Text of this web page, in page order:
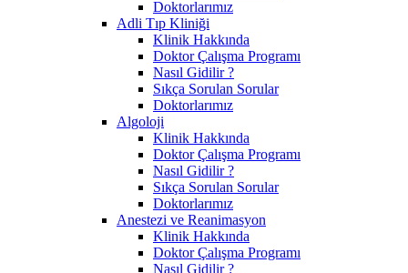
Doktorlarımız
Adli Tıp Kliniği
Klinik Hakkında
Doktor Çalışma Programı
Nasıl Gidilir ?
Sıkça Sorulan Sorular
Doktorlarımız
Algoloji
Klinik Hakkında
Doktor Çalışma Programı
Nasıl Gidilir ?
Sıkça Sorulan Sorular
Doktorlarımız
Anestezi ve Reanimasyon
Klinik Hakkında
Doktor Çalışma Programı
Nasıl Gidilir ?